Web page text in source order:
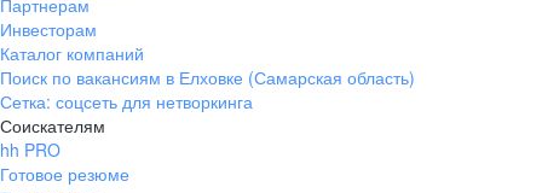
Партнерам
Инвесторам
Каталог компаний
Поиск по вакансиям в Елховке (Самарская область)
Сетка: соцсеть для нетворкинга
Соискателям
hh PRO
Готовое резюме